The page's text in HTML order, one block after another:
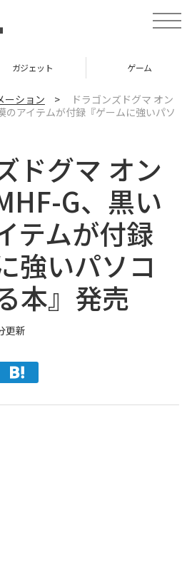
t
o
v
i
ガジェット ゲーム
ーション >
ドラゴンズドグマ オン
のアイテムが付録『ゲームに強いパソ
ドグマ オン
G、黒い
テムが付録
強いパソコ
本』発売
更新